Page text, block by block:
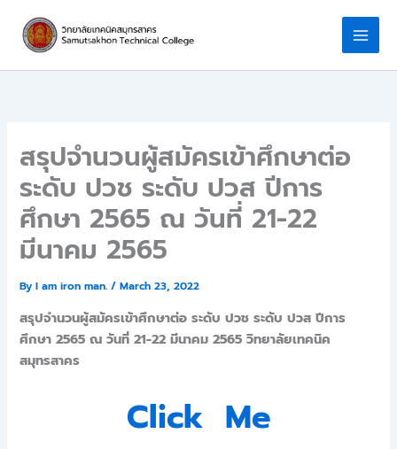
content
สรุปจำนวนผู้สมัครเข้าศึกษาต่อ
ระดับ ปวช ระดับ ปวส ปีการ
ศึกษา 2565 ณ วันที่ 21-22
มีนาคม 2565
ByI am iron man./March 23, 2022
สรุปจำนวนผู้สมัครเข้าศึกษาต่อ ระดับ ปวช ระดับ ปวส ปีการ
ศึกษา 2565 ณ วันที่ 21-22 มีนาคม 2565 วิทยาลัยเทคนิค
สมุทรสาคร
Click Me